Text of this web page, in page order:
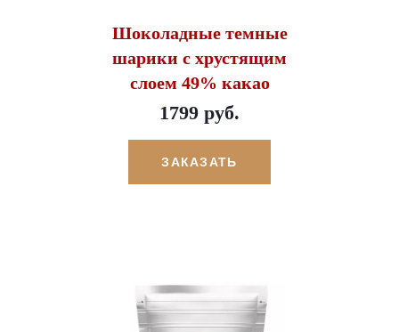
Шоколадные темные
шарики с хрустящим
слоем 49% какао
1799 руб.
ЗАКАЗАТЬ